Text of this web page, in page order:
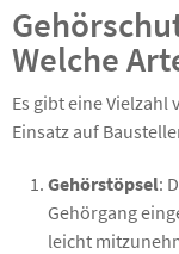
Welche
Es gibt eine
Einsatz auf
Gehörstöpsel:
Gehörgang
leicht